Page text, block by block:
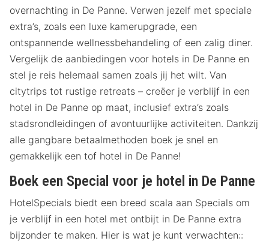
overnachting in De Panne. Verwen jezelf met speciale
extra’s, zoals een luxe kamerupgrade, een
ontspannende wellnessbehandeling of een zalig diner.
Vergelijk de aanbiedingen voor hotels in De Panne en
stel je reis helemaal samen zoals jij het wilt. Van
citytrips tot rustige retreats – creëer je verblijf in een
hotel in De Panne op maat, inclusief extra’s zoals
stadsrondleidingen of avontuurlijke activiteiten. Dankzij
alle gangbare betaalmethoden boek je snel en
gemakkelijk een tof hotel in De Panne!
Boek een Special voor je hotel in De Panne
HotelSpecials biedt een breed scala aan Specials om
je verblijf in een hotel met ontbijt in De Panne extra
bijzonder te maken. Hier is wat je kunt verwachten::